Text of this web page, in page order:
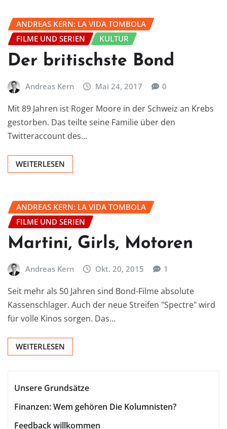
ANDREAS KERN: LA VIDA TOMBOLA
FILME UND SERIEN
KULTUR
Der britischste Bond
Andreas Kern Mai 24, 2017 0
Mit 89 Jahren ist Roger Moore in der Schweiz an Krebs
gestorben. Das teilte seine Familie über den
Twitteraccount des…
WEITERLESEN
ANDREAS KERN: LA VIDA TOMBOLA
FILME UND SERIEN
Martini, Girls, Motoren
Andreas Kern Okt. 20, 2015 1
Seit mehr als 50 Jahren sind Bond-Filme absolute
Kassenschlager. Auch der neue Streifen "Spectre" wird
für volle Kinos sorgen. Das…
WEITERLESEN
Unsere Grundsätze
Finanzen: Wem gehören Die Kolumnisten?
Feedback willkommen